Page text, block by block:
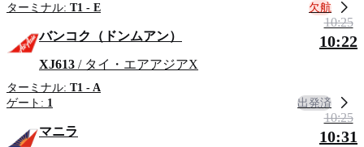
ターミナル: T1 - E 欠航
バンコク（ドンムアン）
XJ613 / タイ・エアアジアX
ターミナル: T1 - A
ゲート: 1
10:25
10:22
出発済
マニラ
10:25
10:31